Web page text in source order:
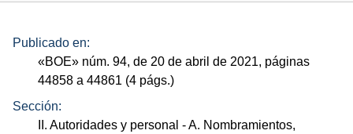
Publicado en:
«BOE» núm. 94, de 20 de abril de 2021, páginas
44858 a 44861 (4 págs.)
Sección:
II. Autoridades y personal - A. Nombramientos,